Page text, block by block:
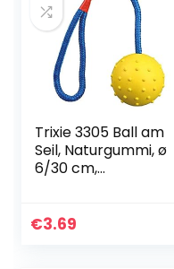
Trixie 3305 Ball am
Seil, Naturgummi, ø
6/30 cm,
Größen alle
€3.69